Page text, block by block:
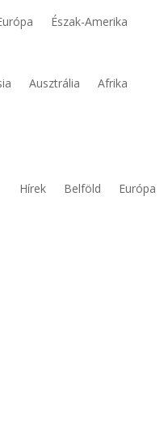
Észak-Amerika
Ausztrália Afrika
Hírek Belföld Európa